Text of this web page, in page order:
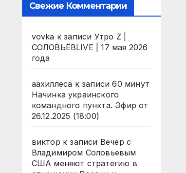
Свежие Комментарии
vovka к записи Утро Z |
СОЛОВЬЁВLIVE | 17 мая 2026
года
аахиллеса к записи60 минут
Начинка украинского
командного пункта. Эфир от
26.12.2025 (18:00)
виктор к записи Вечер с
Владимиром Соловьевым
США меняют стратегию в